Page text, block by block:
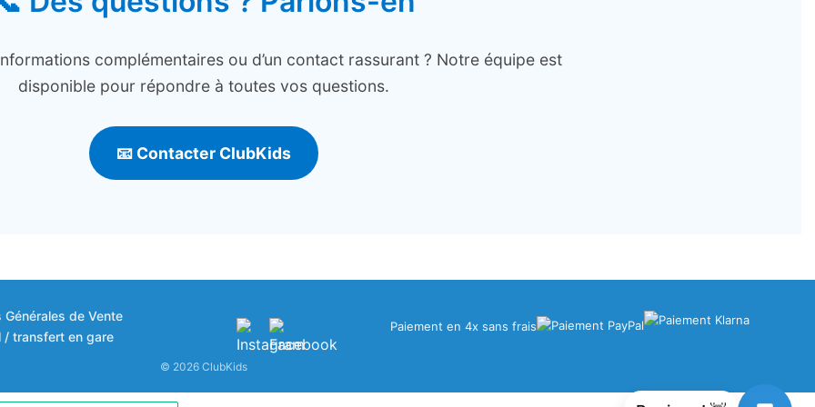
complémentaires ou d’un contact rassurant ? Notre équipe est
disponible pour répondre à toutes vos questions.
📧 Contacter ClubKids
Générales de Vente
/ transfert en gare
Paiement en 4x sans frais
© 2026 ClubKids